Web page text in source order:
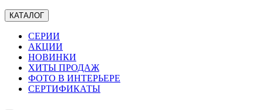
КАТАЛОГ
СЕРИИ
АКЦИИ
НОВИНКИ
ХИТЫ ПРОДАЖ
ФОТО В ИНТЕРЬЕРЕ
СЕРТИФИКАТЫ